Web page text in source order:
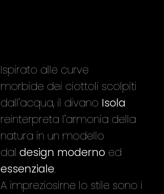
Ispirato alle curve
morbide dei ciottoli scolpiti
dall'acqua, il divano Isola
reinterpreta l'armonia della
natura in un modello
dal design moderno ed
essenziale.
A impreziosirne lo stile sono i